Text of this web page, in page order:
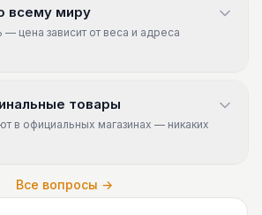
всему миру
— цена зависит от веса и адреса
товары
в официальных магазинах — никаких
Все вопросы →